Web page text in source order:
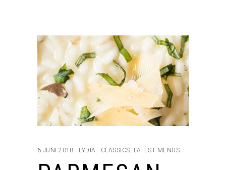
6 JUNI 2018 LYDIA CLASSICS LATEST MENUS